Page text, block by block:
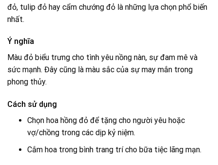
đỏ, tulip đỏ hay cẩm chướng đỏ là những lựa chọn phổ biến
nhất.
Ý nghĩa
Màu đỏ biểu trưng cho tình yêu nồng nàn, sự đam mê và
sức mạnh. Đây cũng là màu sắc của sự may mắn trong
phong thủy.
Cách sử dụng
Chọn hoa hồng đỏ để tặng cho người yêu hoặc
vợ/chồng trong các dịp kỷ niệm.
Cắm hoa trong bình trang trí cho bữa tiệc lãng mạn.